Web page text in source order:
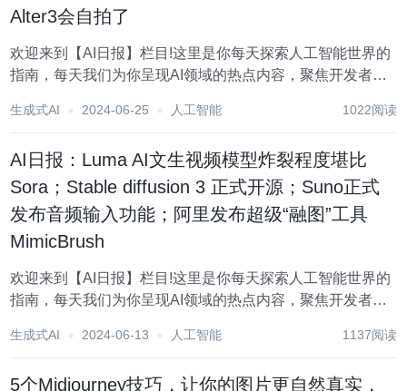
Alter3会自拍了
欢迎来到【AI日报】栏目!这里是你每天探索人工智能世界的
指南，每天我们为你呈现AI领域的热点内容，聚焦开发者，
了解：https://top.aibase.com/ 1、腾讯开源了新视频控制方
生成式AI 2024-06-25 人工智能 1022阅读
AI日报：Luma AI文生视频模型炸裂程度堪比
Sora；Stable diffusion 3 正式开源；Suno正式
发布音频输入功能；阿里发布超级“融图”工具
MimicBrush
欢迎来到【AI日报】栏目!这里是你每天探索人工智能世界的
指南，每天我们为你呈现AI领域的热点内容，聚焦开发者，
了解：https://top.aibase.com/ 1、Luma AI推重磅级文生视
生成式AI 2024-06-13 人工智能 1137阅读
5个Midjourney技巧，让你的图片更自然真实，